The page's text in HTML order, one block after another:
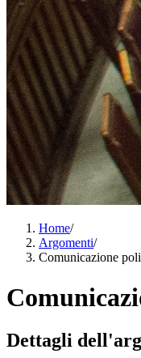
Home/
Argomenti/
Comunicazione
Dettagli